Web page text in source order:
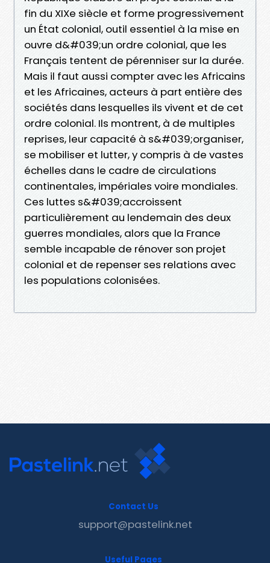
fin du XIXe siècle et forme progressivement
un État colonial, outil essentiel à la mise en
ouvre d&#039;un ordre colonial, que les
Français tentent de pérenniser sur la durée.
Mais il faut aussi compter avec les Africains
et les Africaines, acteurs à part entière des
sociétés dans lesquelles ils vivent et de cet
ordre colonial. Ils montrent, à de multiples
reprises, leur capacité à s&#039;organiser,
se mobiliser et lutter, y compris à de vastes
échelles dans le cadre de circulations
continentales, impériales voire mondiales.
Ces luttes s&#039;accroissent
particulièrement au lendemain des deux
guerres mondiales, alors que la France
semble incapable de rénover son projet
colonial et de repenser ses relations avec
les populations colonisées.
Contact Us
support@pastelink.net
Useful Pages